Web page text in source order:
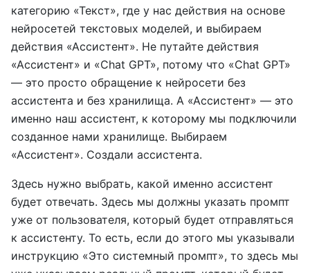
категорию «Текст», где у нас действия на основе
нейросетей текстовых моделей, и выбираем
действия «Ассистент». Не путайте действия
«Ассистент» и «Chat GPT», потому что «Chat GPT»
— это просто обращение к нейросети без
ассистента и без хранилища. А «Ассистент» — это
именно наш ассистент, к которому мы подключили
созданное нами хранилище. Выбираем
«Ассистент». Создали ассистента.
Здесь нужно выбрать, какой именно ассистент
будет отвечать. Здесь мы должны указать промпт
уже от пользователя, который будет отправляться
к ассистенту. То есть, если до этого мы указывали
инструкцию «Это системный промпт», то здесь мы